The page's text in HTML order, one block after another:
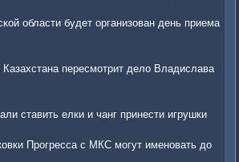
области будет организован день приема
пересмотрит дело Владислава
ставить елки и чанг принести игрушки
Прогресса с МКС могут именовать до